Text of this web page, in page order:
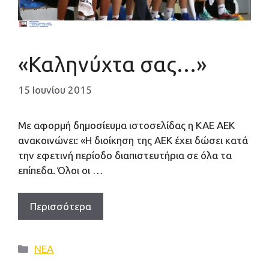
«Καληνύχτα σας…»
15 Ιουνίου 2015
Με αφορμή δημοσίευμα ιστοσελίδας η ΚΑΕ ΑΕΚ
ανακοινώνει: «Η διοίκηση της ΑΕΚ έχει δώσει κατά
την εφετινή περίοδο διαπιστευτήρια σε όλα τα
επίπεδα. Όλοι οι …
Περισσότερα
Κατηγορίες
ΝΕΑ